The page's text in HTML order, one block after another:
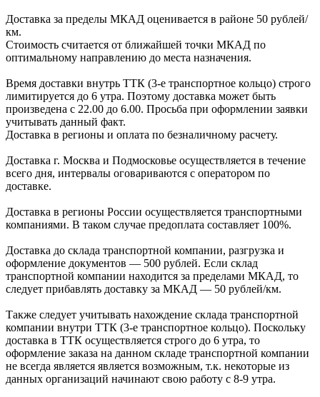
Доставка за пределы МКАД оценивается в районе 50 рублей/
км.
Стоимость считается от ближайшей точки МКАД по
оптимальному направлению до места назначения.
Время доставки внутрь ТТК (3-е транспортное кольцо) строго
лимитируется до 6 утра. Поэтому доставка может быть
произведена с 22.00 до 6.00. Просьба при оформлении заявки
учитывать данный факт.
Доставка в регионы и оплата по безналичному расчету.
Доставка г. Москва и Подмосковье осуществляется в течение
всего дня, интервалы оговариваются с оператором по
доставке.
Доcтавка в регионы России осуществляется транспортными
компаниями. В таком случае предоплата составляет 100%.
Доставка до склада транспортной компании, разгрузка и
оформление документов — 500 рублей. Если склад
транспортной компании находится за пределами МКАД, то
следует прибавлять доставку за МКАД — 50 рублей/км.
Также следует учитывать нахождение склада транспортной
компании внутри ТТК (3-е транспортное кольцо). Поскольку
доставка в ТТК осуществляется строго до 6 утра, то
оформление заказа на данном складе транспортной компании
не всегда является является возможным, т.к. некоторые из
данных организаций начинают свою работу с 8-9 утра.